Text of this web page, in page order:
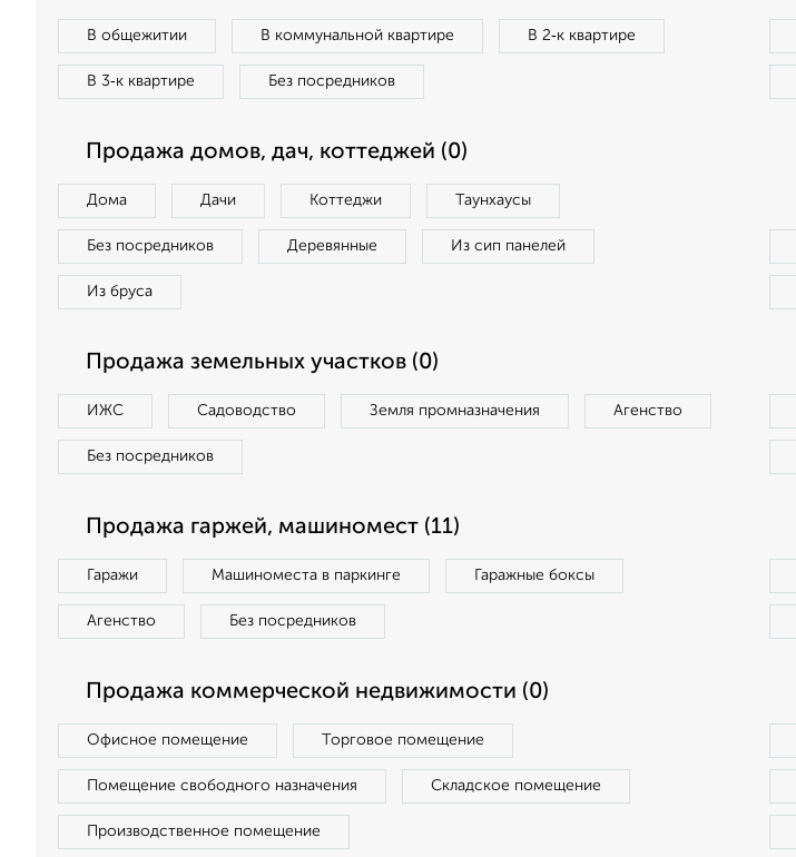
В общежитии В коммунальной квартире В 2‑к квартире
В 3‑к квартире Без посредников
Продажа домов, дач, коттеджей (0)
Дома Дачи Коттеджи Таунхаусы
Без посредников Деревянные Из сип панелей
Из бруса
Продажа земельных участков (0)
ИЖС Садоводство Земля промназначения Агенство
Без посредников
Продажа гаржей, машиномест (11)
Гаражи Машиноместа в паркинге Гаражные боксы
Агенство Без посредников
Продажа коммерческой недвижимости (0)
Офисное помещение Торговое помещение
Помещение свободного назначения Складское помещение
Производственное помещение